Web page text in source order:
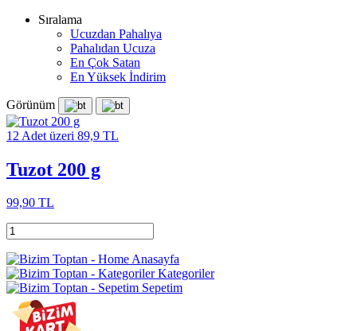
Sıralama
Ucuzdan Pahalıya
Pahalıdan Ucuza
En Çok Satan
En Yüksek İndirim
Görünüm
12 Adet üzeri 89,9 TL
Tuzot 200 g
99,90 TL
Anasayfa
Kategoriler
Sepetim